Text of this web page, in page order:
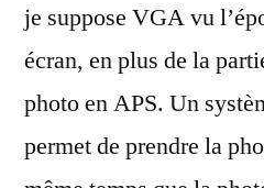
je suppose VGA vu
écran, en plus de la
photo en APS. Un
permet de prendre la